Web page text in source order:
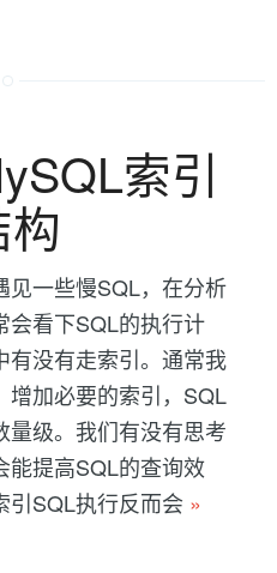
索引
见一些慢SQL，在分析
会看下SQL的执行计
有没有走索引。通常我
增加必要的索引，SQL
级。我们有没有思考
能提高SQL的查询效
引SQL执行反而会 »